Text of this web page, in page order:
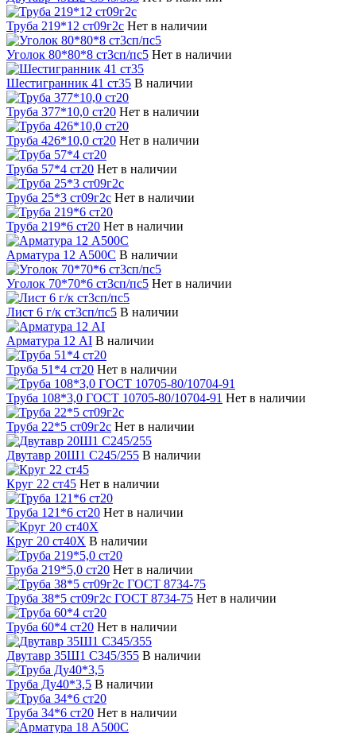
Труба 219*12 ст09г2с Нет в наличии
Уголок 80*80*8 ст3сп/пс5 Нет в наличии
Шестигранник 41 ст35 В наличии
Труба 377*10,0 ст20 Нет в наличии
Труба 426*10,0 ст20 Нет в наличии
Труба 57*4 ст20 Нет в наличии
Труба 25*3 ст09г2с Нет в наличии
Труба 219*6 ст20 Нет в наличии
Арматура 12 А500С В наличии
Уголок 70*70*6 cт3сп/пс5 Нет в наличии
Лист 6 г/к ст3сп/пс5 В наличии
Арматура 12 АI В наличии
Труба 51*4 ст20 Нет в наличии
Труба 108*3,0 ГОСТ 10705-80/10704-91 Нет в наличии
Труба 22*5 ст09г2с Нет в наличии
Двутавр 20Ш1 С245/255 В наличии
Круг 22 ст45 Нет в наличии
Труба 121*6 ст20 Нет в наличии
Круг 20 ст40Х В наличии
Труба 219*5,0 ст20 Нет в наличии
Труба 38*5 ст09г2с ГОСТ 8734-75 Нет в наличии
Труба 60*4 ст20 Нет в наличии
Двутавр 35Ш1 С345/355 В наличии
Труба Ду40*3,5 В наличии
Труба 34*6 ст20 Нет в наличии